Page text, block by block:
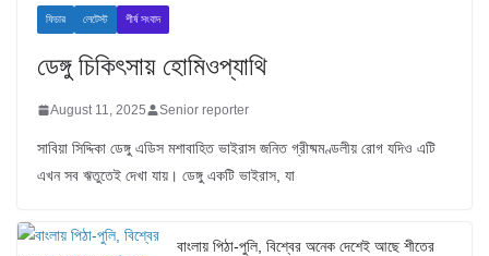
ফিচার লেটেস্ট শীর্ষ সংবাদ
ডেঙ্গু চিকিৎসায় হোমিওপ্যাথি
August 11, 2025 Senior reporter
সাবিয়া সিদ্দিকা ডেঙ্গু এডিস মশাবাহিত ভাইরাস জনিত গ্রীষ্মমণ্ডলীয় রোগ যদিও এটি
এখন সব ঋতুতেই দেখা যায়। ডেঙ্গু একটি ভাইরাস, যা
বাংলায় পিঠা-পুলি, বিশ্বের অনেক দেশেই আছে শীতের